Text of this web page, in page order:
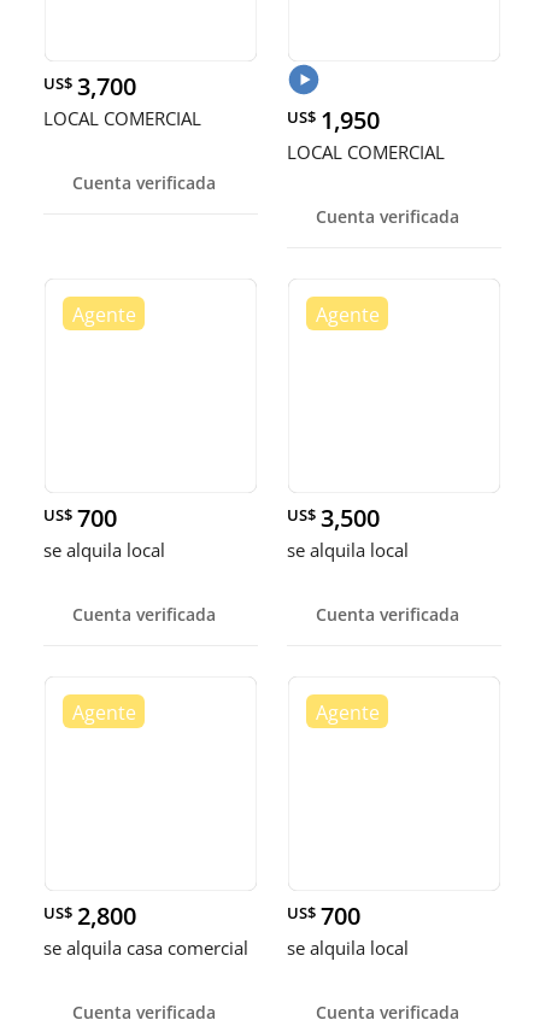
US$ 3,700
LOCAL COMERCIAL
Cuenta verificada
US$ 1,950
LOCAL COMERCIAL
Cuenta verificada
US$ 700
se alquila local
Cuenta verificada
US$ 3,500
se alquila local
Cuenta verificada
US$ 2,800
se alquila casa comercial
Cuenta verificada
US$ 700
se alquila local
Cuenta verificada